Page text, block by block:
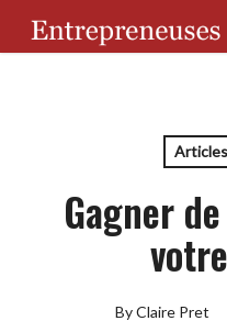
Gagner
By Claire Pret